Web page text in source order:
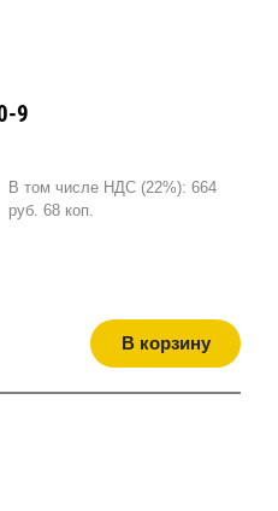
9
В том числе НДС (22%): 664
руб. 68 коп.
В корзину